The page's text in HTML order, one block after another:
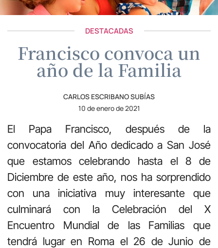
DESTACADAS
Francisco convoca un
año de la Familia
CARLOS ESCRIBANO SUBÍAS
10 de enero de 2021
El Papa Francisco, después de la
convocatoria del Año dedicado a San José
que estamos celebrando hasta el 8 de
Diciembre de este año, nos ha sorprendido
con una iniciativa muy interesante que
culminará con la Celebración del X
Encuentro Mundial de las Familias que
tendrá lugar en Roma el 26 de Junio de